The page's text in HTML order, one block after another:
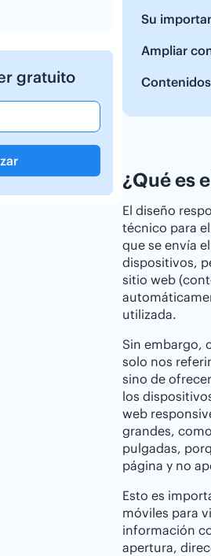
gratuito
Su
Ampliar
¿Qué es
El diseño
técnico para
que se envía
dispositivos,
sitio web
utilizada.
Sin embargo,
solo nos
sino de
los
web
grandes,
pulgadas,
página y no
Esto es
móviles para
información
apertura,